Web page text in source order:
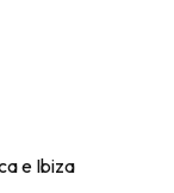
e Ibiza